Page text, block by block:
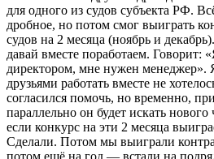
для одного из судов субъекта РФ.
дробное, но потом смог выиграть
судов на 2 месяца (ноябрь и
давай вместе поработаем. Говорит:
директором, мне нужен менеджер».
друзьями работать вместе не
согласился помочь, но временно,
параллельно он будет искать
если конкурс на эти 2 месяца
Сделали. Потом мы выиграли
потом ещё на год — встали на